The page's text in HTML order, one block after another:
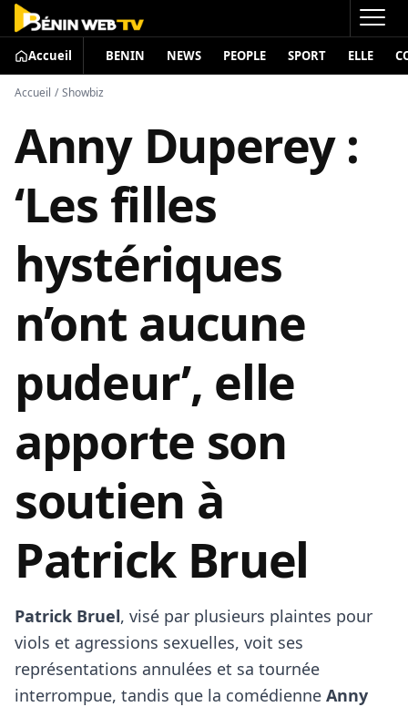
Accueil BENIN NEWS PEOPLE SPORT ELLE
Accueil / Showbiz
Anny Duperey :
‘Les filles
hystériques
n’ont aucune
pudeur’, elle
apporte son
soutien à
Patrick Bruel
Patrick Bruel, visé par plusieurs plaintes pour
viols et agressions sexuelles, voit ses
représentations annulées et sa tournée
interrompue, tandis que la comédienne Anny